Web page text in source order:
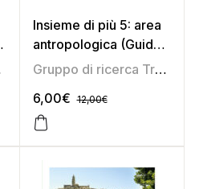
Insieme di più 5: area
antropologica (Guida
per l’insegnante)
Gruppo di ricerca Tredieci
6,00€ 12,00€